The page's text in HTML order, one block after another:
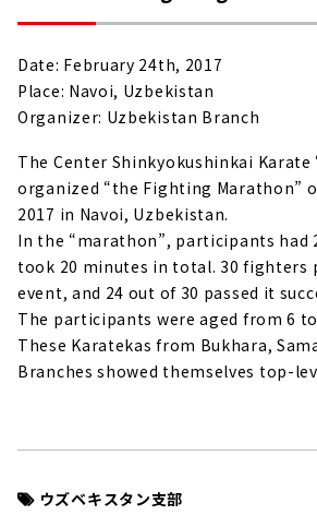
Date: February 24th, 2017
Place: Navoi, Uzbekistan
Organizer: Uzbekistan Branch
The Center Shinkyokushinkai Karate
organized “the Fighting Marathon”
2017 in Navoi, Uzbekistan.
In the “marathon”, participants had
took 20 minutes in total. 30 fighters
event, and 24 out of 30 passed it
The participants were aged from 6
These Karatekas from Bukhara,
Branches showed themselves top-
ウズベキスタン支部